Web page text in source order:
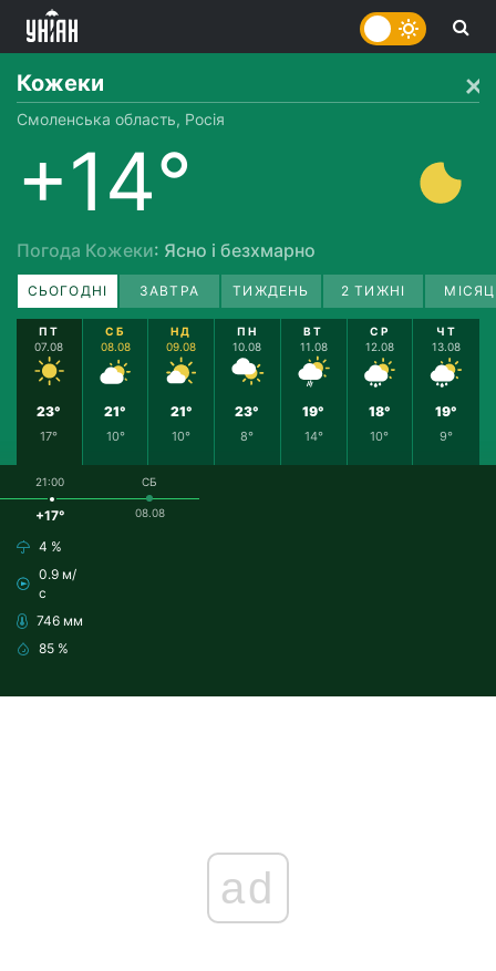
Кожеки
Смоленська область, Росія
+14°
Погода Кожеки: Ясно і безхмарно
СЬОГОДНІ ЗАВТРА ТИЖДЕНЬ 2 ТИЖНІ
ПТ
07.08
23°
17°
СБ
08.08
21°
10°
НД
09.08
21°
10°
ПН
10.08
23°
8°
ВТ
11.08
19°
14°
СР
12.08
18°
10°
ЧТ
13.08
19°
9°
21:00
+17°
4 %
0.9 м/
с
746 мм
85 %
СБ
08.08
ad